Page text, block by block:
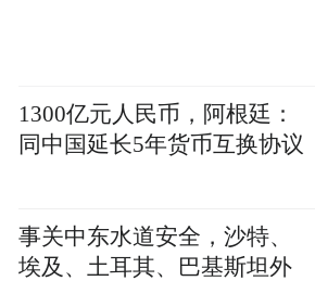
1300亿元人民币，阿根廷：
同中国延长5年货币互换协议
事关中东水道安全，沙特、
埃及、土耳其、巴基斯坦外